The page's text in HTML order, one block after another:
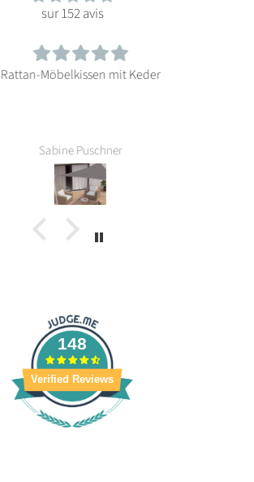
sur 152 avis
Rattan-Möbelkissen mit Keder
Sabine Puschner
148
Verified Reviews